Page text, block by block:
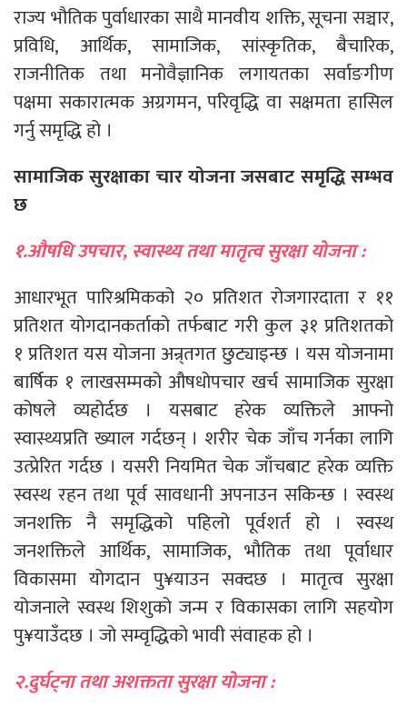
राज्य भौतिक पुर्वाधारका साथै मानवीय शक्ति, सूचना सञ्चार,
प्रविधि, आर्थिक, सामाजिक, सांस्कृतिक, बैचारिक,
राजनीतिक तथा मनोवैज्ञानिक लगायतका सर्वाङगीण
पक्षमा सकारात्मक अग्रगमन, परिवृद्धि वा सक्षमता हासिल
गर्नु समृद्धि हो ।
सामाजिक सुरक्षाका चार योजना जसबाट समृद्धि सम्भव
छ
१.औषधि उपचार, स्वास्थ्य तथा मातृत्व सुरक्षा योजना :
आधारभूत पारिश्रमिकको २० प्रतिशत रोजगारदाता र ११
प्रतिशत योगदानकर्ताको तर्फबाट गरी कुल ३१ प्रतिशतको
१ प्रतिशत यस योजना अन्र्तगत छुट्याइन्छ । यस योजनामा
बार्षिक १ लाखसम्मको औषधोपचार खर्च सामाजिक सुरक्षा
कोषले व्यहोर्दछ । यसबाट हरेक व्यक्तिले आफ्नो
स्वास्थ्यप्रति ख्याल गर्दछन् । शरीर चेक जाँच गर्नका लागि
उत्प्रेरित गर्दछ । यसरी नियमित चेक जाँचबाट हरेक व्यक्ति
स्वस्थ रहन तथा पूर्व सावधानी अपनाउन सकिन्छ । स्वस्थ
जनशक्ति नै समृद्धिको पहिलो पूर्वशर्त हो । स्वस्थ
जनशक्तिले आर्थिक, सामाजिक, भौतिक तथा पूर्वाधार
विकासमा योगदान पु¥याउन सक्दछ । मातृत्व सुरक्षा
योजनाले स्वस्थ शिशुको जन्म र विकासका लागि सहयोग
पु¥याउँदछ । जो सम्वृद्धिको भावी संवाहक हो ।
२.दुर्घट्ना तथा अशक्तता सुरक्षा योजना :